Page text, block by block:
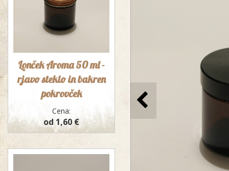
Lonček Aroma 50 ml -
rjavo steklo in bakren
pokrovček
Cena:
od 1,60 €